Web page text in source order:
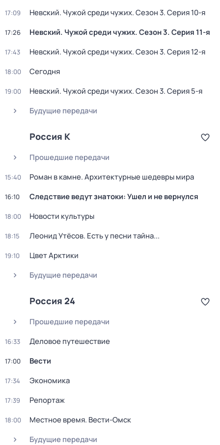
17:09 Невский. Чужой среди чужих. Сезон 3. Серия 10-я
17:26 Невский. Чужой среди чужих. Сезон 3. Серия 11-я
17:43 Невский. Чужой среди чужих. Сезон 3. Серия 12-я
18:00 Сегодня
19:00 Невский. Чужой среди чужих. Сезон 3. Серия 5-я
Будущие передачи
Россия К
Прошедшие передачи
15:40 Роман в камне. Архитектурные шедевры мира
16:10 Следствие ведут знатоки: Ушел и не вернулся
18:00 Новости культуры
18:15 Леонид Утёсов. Есть у песни тайна...
19:10
Цвет Арктики
Будущие передачи
Россия 24
Прошедшие передачи
16:33 Деловое путешествие
17:00 Вести
17:34 Экономика
17:39 Репортаж
18:00
Местное время. Вести-Омск
Будущие передачи